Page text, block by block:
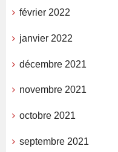
février 2022
janvier 2022
décembre 2021
novembre 2021
octobre 2021
septembre 2021